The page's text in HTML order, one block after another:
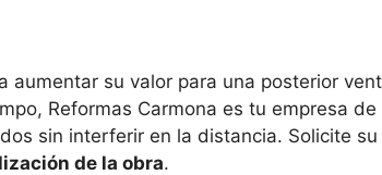
su valor para una posterior
Reformas Carmona es tu empresa
sin interferir en la distancia. Solicite
de la obra.